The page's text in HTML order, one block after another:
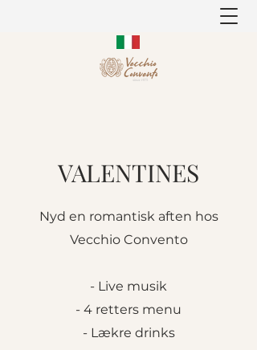
VALENTINES
Nyd en romantisk aften hos
Vecchio Convento
- Live musik
- 4 retters menu
- Lækre drinks